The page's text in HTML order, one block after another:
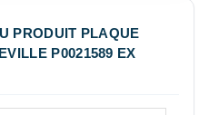
PRODUIT PLAQUE
P0021589 EX